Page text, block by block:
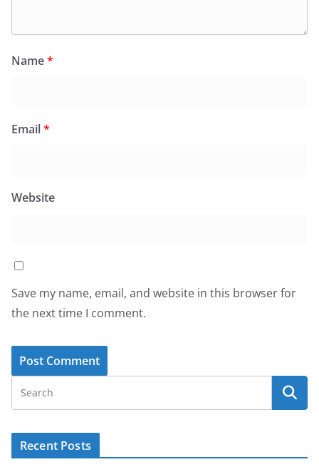
Name*
Email*
Website
Save my name, email, and website in this browser for
the next time I comment.
Recent Posts